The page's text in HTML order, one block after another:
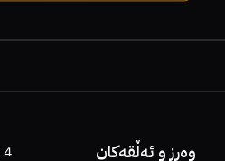
وەرز و ئەڵقەکان 4